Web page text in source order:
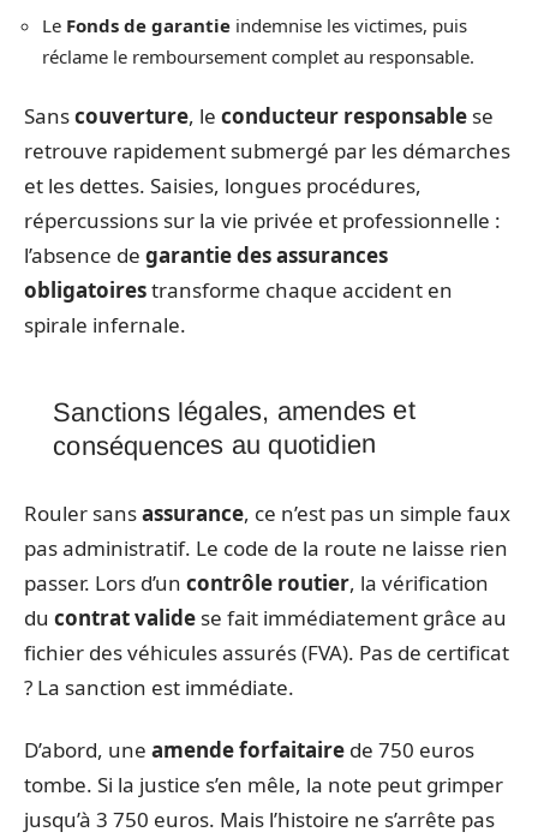
Le Fonds de garantie indemnise les victimes, puis
réclame le remboursement complet au responsable.
Sanscouverture, le conducteur responsable se
retrouve rapidement submergé par les démarches
et les dettes. Saisies, longues procédures,
répercussions sur la vie privée et professionnelle :
l’absence de garantie des assurances
obligatoirestransforme chaque accident en
spirale infernale.
Sanctions légales, amendes et
conséquences au quotidien
Rouler sansassurance, ce n’est pas un simple faux
pas administratif. Le code de la route ne laisse rien
passer. Lors d’un contrôle routier, la vérification
du contrat valide se fait immédiatement grâce au
fichier des véhicules assurés (FVA). Pas de certificat
? La sanction est immédiate.
D’abord, une amende forfaitaire de 750 euros
tombe. Si la justice s’en mêle, la note peut grimper
jusqu’à 3 750 euros. Mais l’histoire ne s’arrête pas